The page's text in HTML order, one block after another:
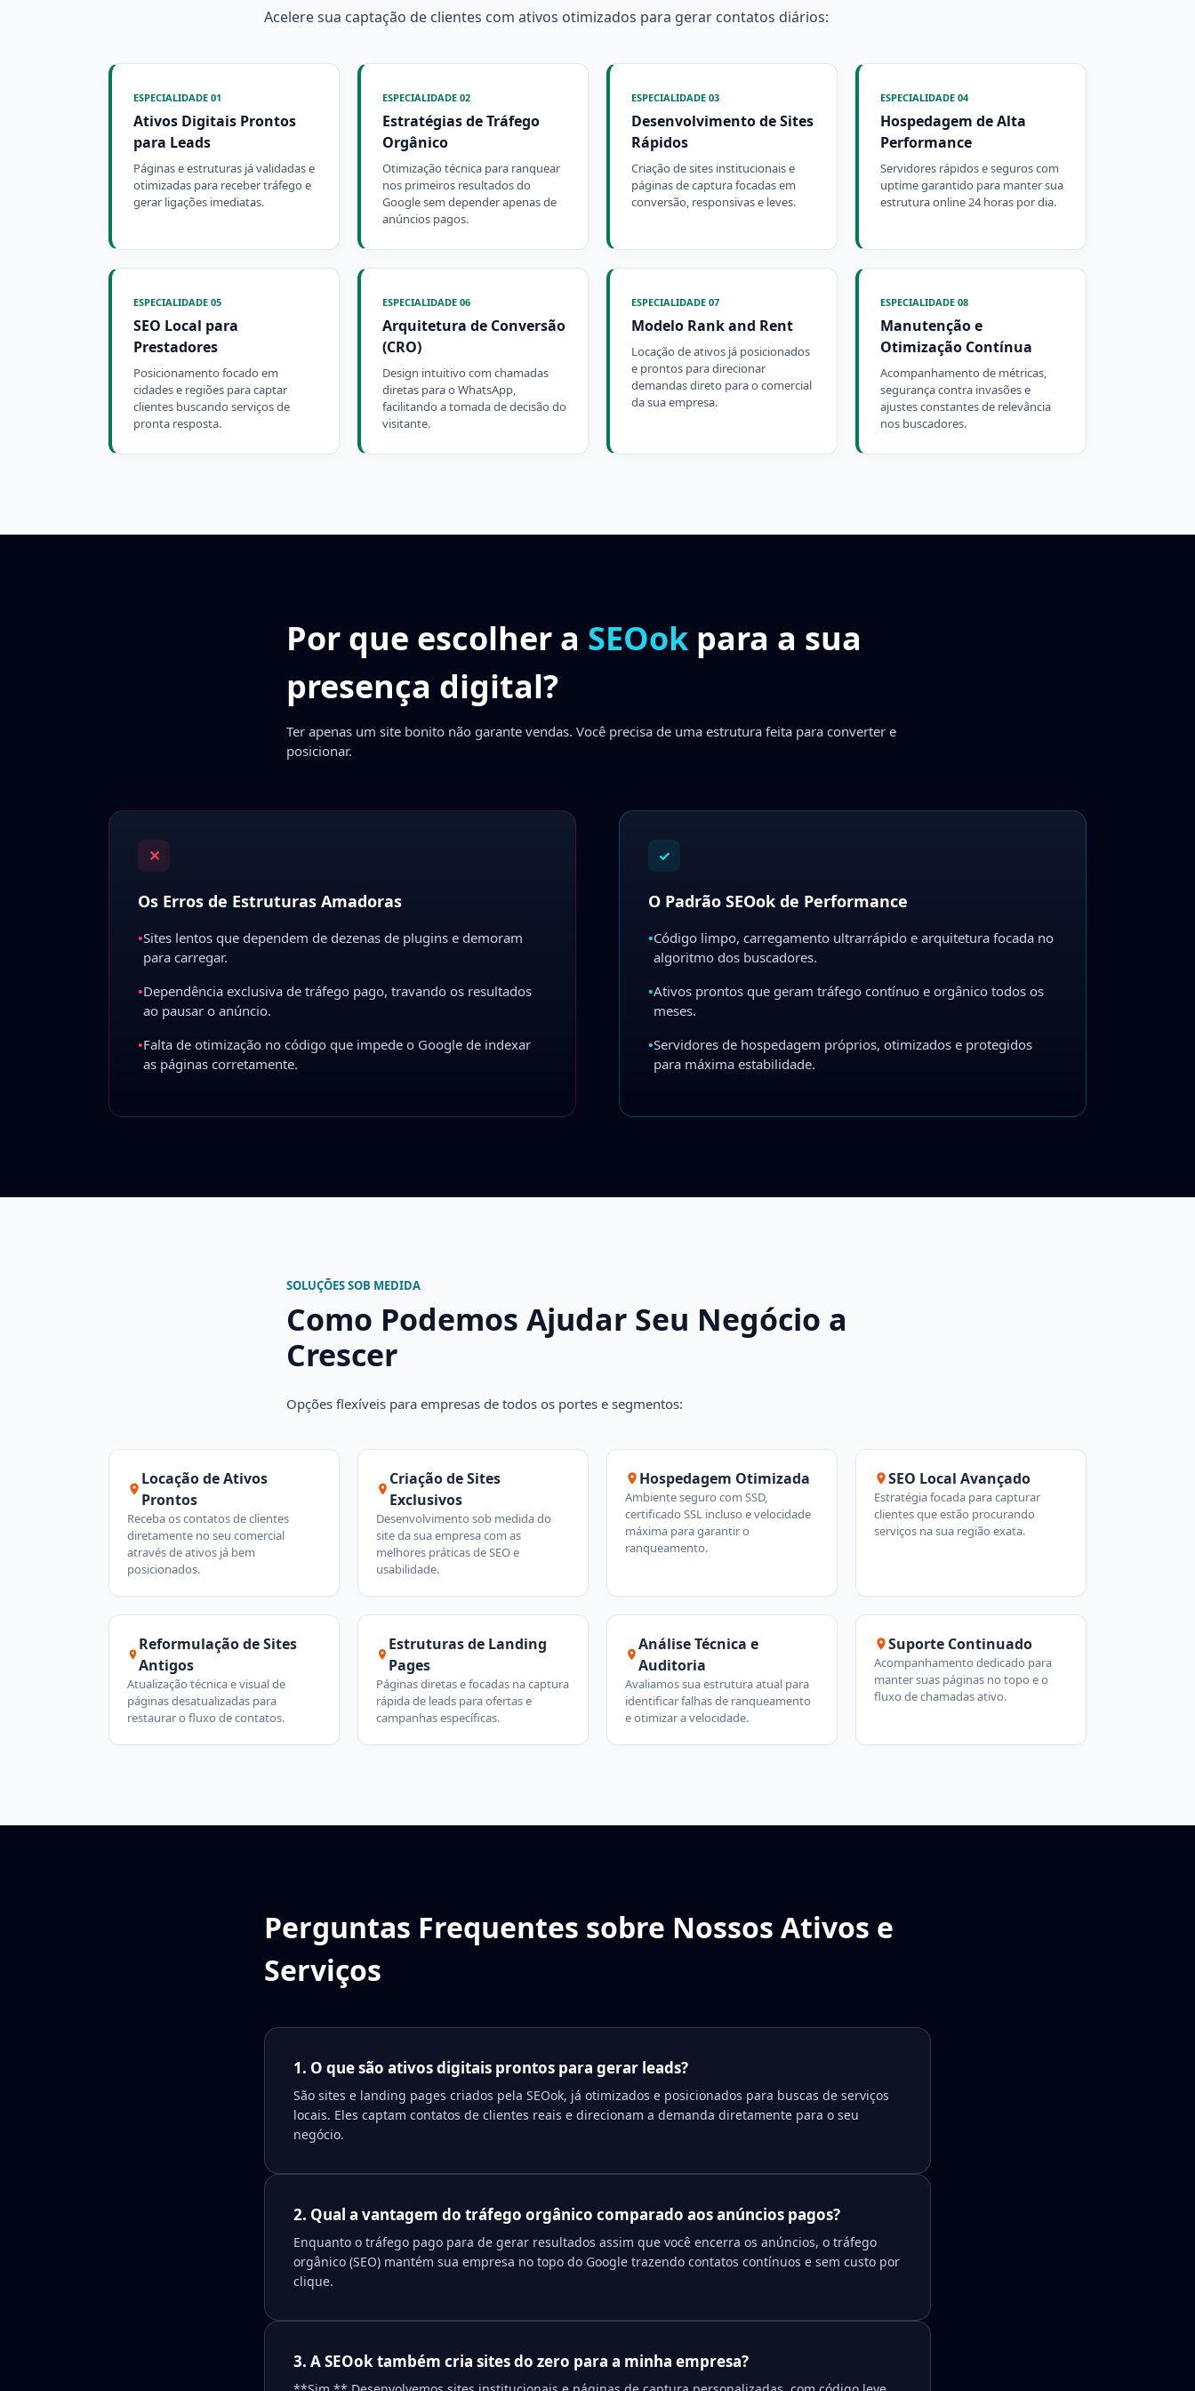
Acelere sua captação de clientes com ativos otimizados para gerar contatos diários:
ESPECIALIDADE 01
Ativos Digitais Prontos
para Leads
Páginas e estruturas já validadas e
otimizadas para receber tráfego e
gerar ligações imediatas.
ESPECIALIDADE 02
Estratégias de Tráfego
Orgânico
Otimização técnica para ranquear
nos primeiros resultados do
Google sem depender apenas de
anúncios pagos.
ESPECIALIDADE 03
Desenvolvimento de Sites
Rápidos
Criação de sites institucionais e
páginas de captura focadas em
conversão, responsivas e leves.
ESPECIALIDADE 04
Hospedagem de Alta
Performance
Servidores rápidos e seguros com
uptime garantido para manter sua
estrutura online 24 horas por dia.
ESPECIALIDADE 05
SEO Local para
Prestadores
Posicionamento focado em
cidades e regiões para captar
clientes buscando serviços de
pronta resposta.
ESPECIALIDADE 06
Arquitetura de Conversão
(CRO)
Design intuitivo com chamadas
diretas para o WhatsApp,
facilitando a tomada de decisão do
visitante.
ESPECIALIDADE 07
Modelo Rank and Rent
Locação de ativos já posicionados
e prontos para direcionar
demandas direto para o comercial
da sua empresa.
ESPECIALIDADE 08
Manutenção e
Otimização Contínua
Acompanhamento de métricas,
segurança contra invasões e
ajustes constantes de relevância
nos buscadores.
Por que escolher a SEOok para a sua
presença digital?
Ter apenas um site bonito não garante vendas. Você precisa de uma estrutura feita para converter e
posicionar.
✕
Os Erros de Estruturas Amadoras
•Sites lentos que dependem de dezenas de plugins e demoram
para carregar.
•Dependência exclusiva de tráfego pago, travando os resultados
ao pausar o anúncio.
•Falta de otimização no código que impede o Google de indexar
as páginas corretamente.
✓
O Padrão SEOok de Performance
•Código limpo, carregamento ultrarrápido e arquitetura focada no
algoritmo dos buscadores.
•Ativos prontos que geram tráfego contínuo e orgânico todos os
meses.
•Servidores de hospedagem próprios, otimizados e protegidos
para máxima estabilidade.
SOLUÇÕES SOB MEDIDA
Como Podemos Ajudar Seu Negócio a
Crescer
Opções flexíveis para empresas de todos os portes e segmentos:
Locação de Ativos
Prontos
Receba os contatos de clientes
diretamente no seu comercial
através de ativos já bem
posicionados.
Criação de Sites
Exclusivos
Desenvolvimento sob medida do
site da sua empresa com as
melhores práticas de SEO e
usabilidade.
Hospedagem Otimizada
Ambiente seguro com SSD,
certificado SSL incluso e velocidade
máxima para garantir o
ranqueamento.
SEO Local Avançado
Estratégia focada para capturar
clientes que estão procurando
serviços na sua região exata.
Reformulação de Sites
Antigos
Atualização técnica e visual de
páginas desatualizadas para
restaurar o fluxo de contatos.
Estruturas de Landing
Pages
Páginas diretas e focadas na captura
rápida de leads para ofertas e
campanhas específicas.
Análise Técnica e
Auditoria
Avaliamos sua estrutura atual para
identificar falhas de ranqueamento
e otimizar a velocidade.
Suporte Continuado
Acompanhamento dedicado para
manter suas páginas no topo e o
fluxo de chamadas ativo.
Perguntas Frequentes sobre Nossos Ativos e
Serviços
1. O que são ativos digitais prontos para gerar leads?
São sites e landing pages criados pela SEOok, já otimizados e posicionados para buscas de serviços
locais. Eles captam contatos de clientes reais e direcionam a demanda diretamente para o seu
negócio.
2. Qual a vantagem do tráfego orgânico comparado aos anúncios pagos?
Enquanto o tráfego pago para de gerar resultados assim que você encerra os anúncios, o tráfego
orgânico (SEO) mantém sua empresa no topo do Google trazendo contatos contínuos e sem custo por
clique.
3. A SEOok também cria sites do zero para a minha empresa?